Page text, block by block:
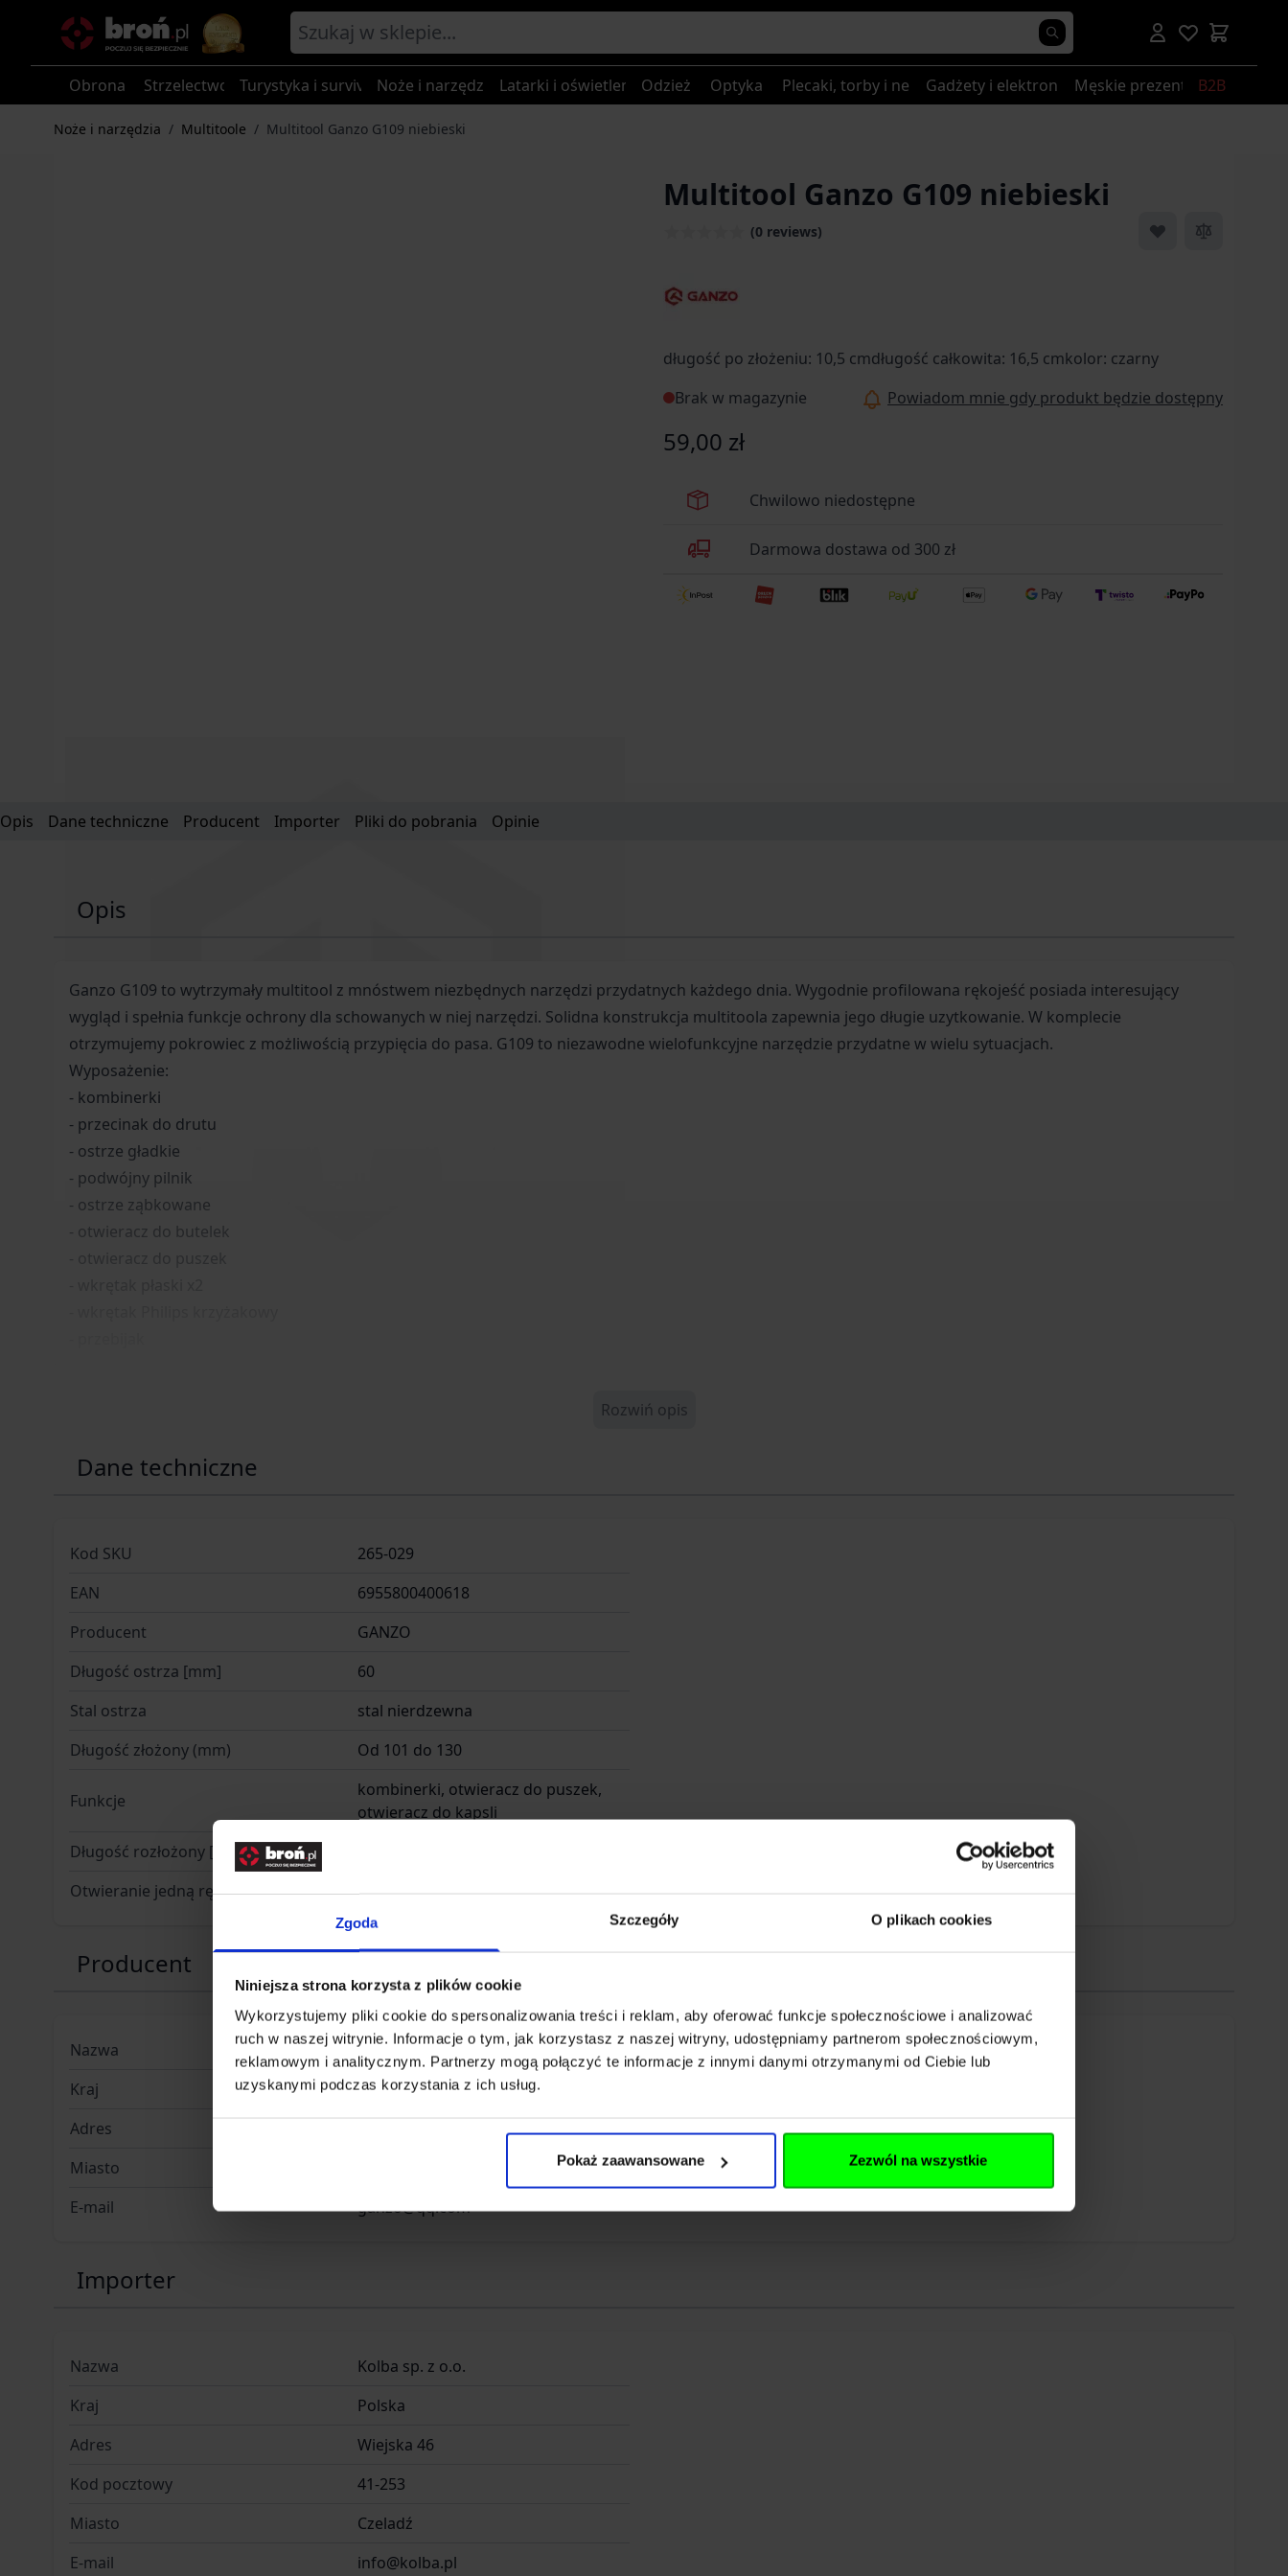
Zgoda Szczegóły O plikach cookies
Niniejsza strona korzysta z plików cookie
Wykorzystujemy pliki cookie do spersonalizowania treści i reklam, aby oferować funkcje społecznościowe i analizować
ruch w naszej witrynie. Informacje o tym, jak korzystasz z naszej witryny, udostępniamy partnerom społecznościowym,
reklamowym i analitycznym. Partnerzy mogą połączyć te informacje z innymi danymi otrzymanymi od Ciebie lub
uzyskanymi podczas korzystania z ich usług.
Pokaż zaawansowane Zezwól na wszystkie
Obrona Strzelectwo Turystyka i survival Noże i narzędzia Latarki i oświetlenieOdzież Optyka Plecaki, torby i nerkiGadżety i elektronikaMęskie prezenty B2B
Noże i narzędzia / Multitoole / Multitool Ganzo G109 niebieski
Multitool Ganzo G109 niebieski
(0 reviews)
długość po złożeniu: 10,5 cmdługość całkowita: 16,5 cmkolor: czarny
Brak w magazynie
Powiadom mnie gdy produkt będzie dostępny
59,00 zł
Chwilowo niedostępne
Darmowa dostawa od 300 zł
Opis Dane techniczne Producent Importer Pliki do pobrania Opinie
Opis
Ganzo G109 to wytrzymały multitool z mnóstwem niezbędnych narzędzi przydatnych każdego dnia. Wygodnie profilowana rękojeść posiada interesujący
wygląd i spełnia funkcje ochrony dla schowanych w niej narzędzi. Solidna konstrukcja multitoola zapewnia jego długie uzytkowanie. W komplecie
otrzymujemy pokrowiec z możliwością przypięcia do pasa. G109 to niezawodne wielofunkcyjne narzędzie przydatne w wielu sytuacjach.
Wyposażenie:
- kombinerki
- przecinak do drutu
- ostrze gładkie
- podwójny pilnik
- ostrze ząbkowane
- otwieracz do butelek
Rozwiń opis
Dane techniczne
Kod SKU
265-029
EAN
6955800400618
Producent
GANZO
Długość ostrza [mm]
60
Stal ostrza
stal nierdzewna
Długość złożony (mm)
Od 101 do 130
Funkcje
kombinerki, otwieracz do puszek,
otwieracz do kapsli
Długość rozłożony [mm]
Otwieranie jedną ręką
nie
Producent
Nazwa
CHINA GANZO TOOLS CO.,LTD
Kraj
Chiny
Adres
Miasto
Jiangcheng District, Guangdong
E-mail
ganzo@qq.com
Importer
Nazwa
Kolba sp. z o.o.
Kraj
Polska
Adres
Wiejska 46
Kod pocztowy
41-253
Miasto
Czeladź
E-mail
info@kolba.pl